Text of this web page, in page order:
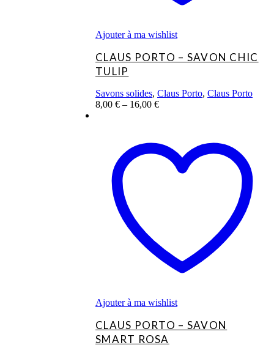
Ajouter à ma wishlist
CLAUS PORTO – SAVON CHIC
TULIP
Savons solides, Claus Porto, Claus Porto
8,00 € – 16,00 €
plusieurs
variations.
options
peuvent
choisies
Ajouter à ma wishlist
CLAUS PORTO – SAVON
SMART ROSA